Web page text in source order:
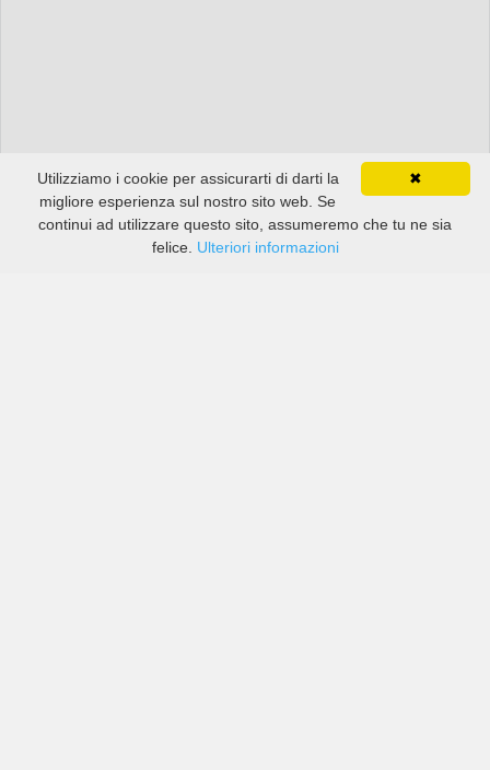
✖
Utilizziamo i cookie per assicurarti di darti la
migliore esperienza sul nostro sito web. Se
continui ad utilizzare questo sito, assumeremo che tu ne sia
felice. Ulteriori informazioni